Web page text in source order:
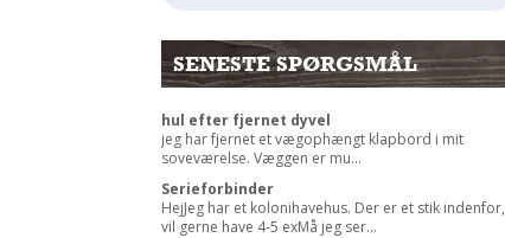
SENESTE SPØRGSMÅL
hul efter fjernet dyvel
jeg har fjernet et vægophængt klapbord i mit
soveværelse. Væggen er mu...
Serieforbinder
HejJeg har et kolonihavehus. Der er et stik indenfor,
vil gerne have 4-5 exMå jeg ser...